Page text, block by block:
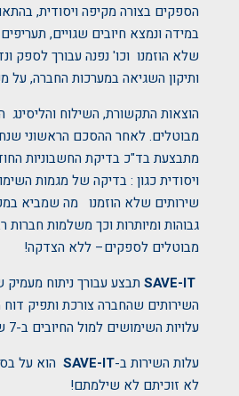
הספקים בצורה מקיפה ויסודית,
במידה ונמצא חיובים שגויים, תעריפים
שלא הוזמנו וכו' נפנה עבורך לספק
ותיקון השגיאה במערכות החברה, על
הוצאות התקשורת, השילוח והליסינג
מבוטלים. לאחר ההסכם הראשוני
מתבצעת בד"כ בדיקת החשבוניות
ויסודית כגון : בדיקה של מגמות השימוש,
שירותים שלא הוזמנו מה שמביא
גבוהות ומיותרות וכך משלמות חברות
מבוטלים לספקים– ללא הצדקה!
SAVE-ITתבצע עבורך ניתוח מעמיק של
השירותים שהחברה צורכת ותפיק דוח
עלויות השימושים למול החיובים ב-7 שנים האחרונות.
עלות השירות ב-SAVE-ITהוא על
לא זוכיתם לא שילמתם!